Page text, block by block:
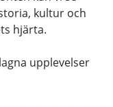
kultur och
hjärta.
upplevelser